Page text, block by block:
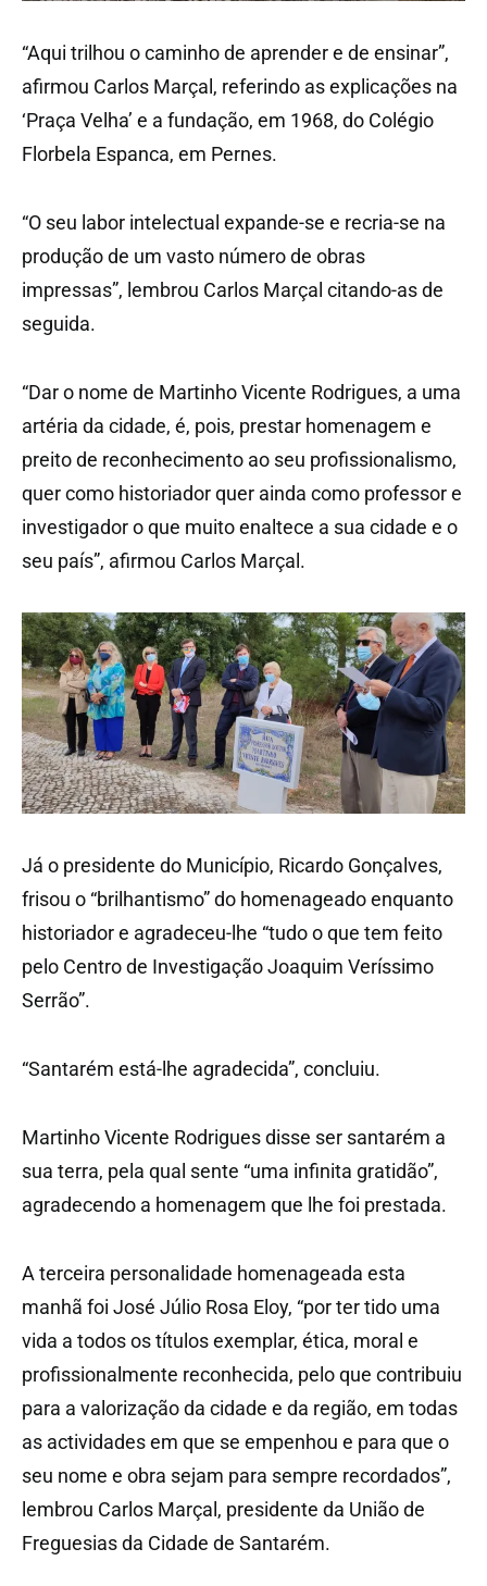
“Aqui trilhou o caminho de aprender e de ensinar”,
afirmou Carlos Marçal, referindo as explicações na
‘Praça Velha’ e a fundação, em 1968, do Colégio
Florbela Espanca, em Pernes.
“O seu labor intelectual expande-se e recria-se na
produção de um vasto número de obras
impressas”, lembrou Carlos Marçal citando-as de
seguida.
“Dar o nome de Martinho Vicente Rodrigues, a uma
artéria da cidade, é, pois, prestar homenagem e
preito de reconhecimento ao seu profissionalismo,
quer como historiador quer ainda como professor e
investigador o que muito enaltece a sua cidade e o
seu país”, afirmou Carlos Marçal.
Já o presidente do Município, Ricardo Gonçalves,
frisou o “brilhantismo” do homenageado enquanto
historiador e agradeceu-lhe “tudo o que tem feito
pelo Centro de Investigação Joaquim Veríssimo
Serrão”.
“Santarém está-lhe agradecida”, concluiu.
Martinho Vicente Rodrigues disse ser santarém a
sua terra, pela qual sente “uma infinita gratidão”,
agradecendo a homenagem que lhe foi prestada.
A terceira personalidade homenageada esta
manhã foi José Júlio Rosa Eloy, “por ter tido uma
vida a todos os títulos exemplar, ética, moral e
profissionalmente reconhecida, pelo que contribuiu
para a valorização da cidade e da região, em todas
as actividades em que se empenhou e para que o
seu nome e obra sejam para sempre recordados”,
lembrou Carlos Marçal, presidente da União de
Freguesias da Cidade de Santarém.